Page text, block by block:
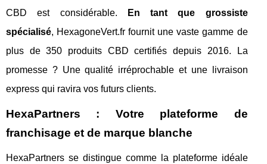
CBD est considérable.
En tant que grossiste
spécialisé, HexagoneVert.fr fournit une vaste gamme de
plus de 350 produits CBD certifiés depuis 2016. La
promesse ? Une qualité irréprochable et une livraison
express qui ravira vos futurs clients.
HexaPartners : Votre plateforme de
franchisage et de marque blanche
HexaPartners se distingue comme la plateforme idéale